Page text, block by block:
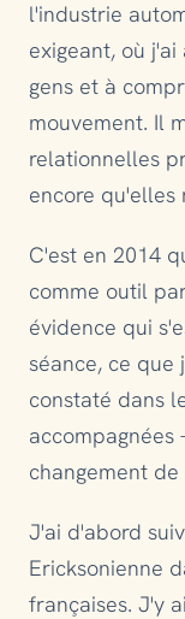
l'industrie
exigeant, où
gens et à
mouvement. Il
relationnelles
encore qu'elles
C'est en 2014
comme outil
évidence qui
séance, ce que
constaté dans
changement
J'ai d'abord
Ericksonienne
françaises. J'y